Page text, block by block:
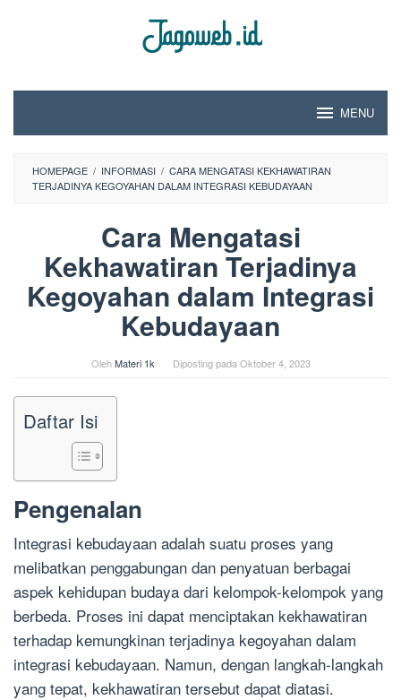
MENU
HOMEPAGE / INFORMASI / CARA MENGATASI KEKHAWATIRAN
TERJADINYA KEGOYAHAN DALAM INTEGRASI KEBUDAYAAN
Cara Mengatasi
Kekhawatiran Terjadinya
Kegoyahan dalam Integrasi
Kebudayaan
OlehMateri 1k Diposting pada Oktober 4, 2023
Daftar Isi
Pengenalan
Integrasi kebudayaan adalah suatu proses yang
melibatkan penggabungan dan penyatuan berbagai
aspek kehidupan budaya dari kelompok-kelompok yang
berbeda. Proses ini dapat menciptakan kekhawatiran
terhadap kemungkinan terjadinya kegoyahan dalam
integrasi kebudayaan. Namun, dengan langkah-langkah
yang tepat, kekhawatiran tersebut dapat diatasi.